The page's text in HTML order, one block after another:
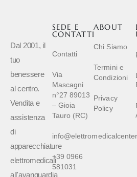
Dal 2001, il
tuo
benessere
al centro.
Vendita e
assistenza
di
apparecchiature
elettromedicali
all'avanguardia
ABOUT
Chi Siamo
Termini e
Condizioni
Privacy
Policy
SEDE E
CONTATTI
Contatti
Via
Mascagni
n°27 89013
– Gioia
Tauro (RC)
+39 0966
581031